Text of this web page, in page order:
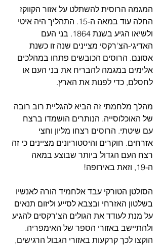
המגמה הרוסית להשתלט על אזור הקווקז
החלה עוד במאה ה-15. התהליך היה איטי
ולשיאו הגיע בשנת 1864. בני העם
האדיגי-הצ'רקסי מציינים שנה זו כשנת
אסונם. הרוסים הכובשים פתחו במהלכים
אלימים במגמה להבריח את בני העם או
לחסלם, כדי לפנות את הארץ.
מהלך מלחמתי זה הביא להגליית רוב רובה
של האוכלוסייה. הנותרים הושמדו ברצח
עם שיטתי. הרוסים רצחו מליון וחצי
אזרחים. חוקרים והיסטוריונים מציינים כי זה
רצח העם הגדול ביותר שבוצע במאה
ה-19, וזאת באירופה!
הסולטן הטורקי עבד אלחמיד הורה לאנשיו
בשלטון האזרחי ובצבא לסייע וליזום תנאים
על מנת לעודד את הגולים הצ'רקסים להגיע
ולהתיישב באזורי הספר של האימפריה.
הוקצו לכך קרקעות באזורי הגבול הרגישים,